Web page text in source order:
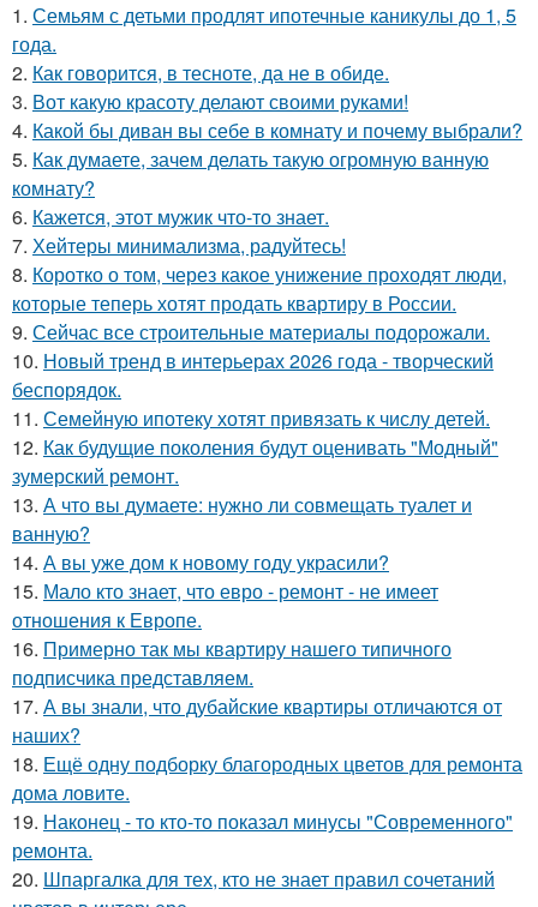
1. Семьям с детьми продлят ипотечные каникулы до 1, 5
года.
2. Как говорится, в тесноте, да не в обиде.
3. Вот какую красоту делают своими руками!
4. Какой бы диван вы себе в комнату и почему выбрали?
5. Как думаете, зачем делать такую огромную ванную
комнату?
6. Кажется, этот мужик что-то знает.
7. Хейтеры минимализма, радуйтесь!
8. Коротко о том, через какое унижение проходят люди,
которые теперь хотят продать квартиру в России.
9. Сейчас все строительные материалы подорожали.
10. Новый тренд в интерьерах 2026 года - творческий
беспорядок.
11. Семейную ипотеку хотят привязать к числу детей.
12. Как будущие поколения будут оценивать "Модный"
зумерский ремонт.
13. А что вы думаете: нужно ли совмещать туалет и
ванную?
14. А вы уже дом к новому году украсили?
15. Мало кто знает, что евро - ремонт - не имеет
отношения к Европе.
16. Примерно так мы квартиру нашего типичного
подписчика представляем.
17. А вы знали, что дубайские квартиры отличаются от
наших?
18. Ещё одну подборку благородных цветов для ремонта
дома ловите.
19. Наконец - то кто-то показал минусы "Современного"
ремонта.
20. Шпаргалка для тех, кто не знает правил сочетаний